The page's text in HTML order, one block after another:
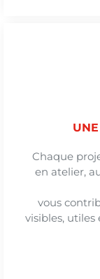
Chaque
en atelier,
vous
visibles, utiles